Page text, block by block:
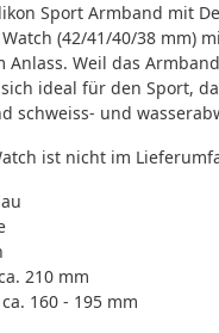
Sport Armband mit
(42/41/40/38 mm)
Anlass. Weil das
ideal für den Sport,
schweiss- und
ist nicht im
210 mm
160 - 195 mm